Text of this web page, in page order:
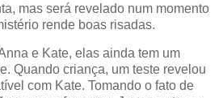
mas será revelado num momento
rende boas risadas.
e Kate, elas ainda tem um
Quando criança, um teste revelou
com Kate. Tomando o fato de